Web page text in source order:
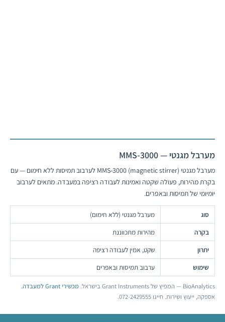
מערבל מגנטי — MMS-3000
מערבל מגנטי (magnetic stirrer) MMS-3000 לערבוב תמיסות ללא חימום — עם
בקרת מהירות, פעולה שקטה ואמינות לעבודה רציפה במעבדה. מתאים לערבוב
יומיומי של תמיסות ובאפרים.
סוג
מערבל מגנטי (ללא חימום)
בקרה
מהירות מתכווננת
יתרון
שקט, אמין לעבודה רציפה
שימוש
ערבוב תמיסות ובאפרים
BioAnalytics — המפיץ של Grant Instruments בישראל. מכשירי Grant למעבדה
.
אספקה, ייעוץ ושירות. חייגו 072-2429555.